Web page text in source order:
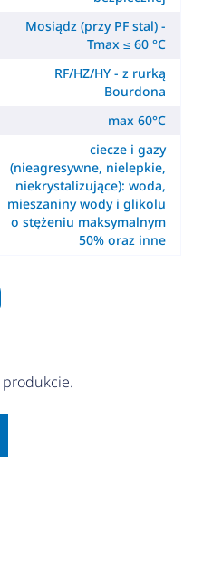
Mosiądz (przy PF stal) -
Tmax ≤ 60 °C
RF/HZ/HY - z rurką
Bourdona
max 60°C
ciecze i gazy
(nieagresywne, nielepkie,
niekrystalizujące): woda,
mieszaniny wody i glikolu
o stężeniu maksymalnym
50% oraz inne